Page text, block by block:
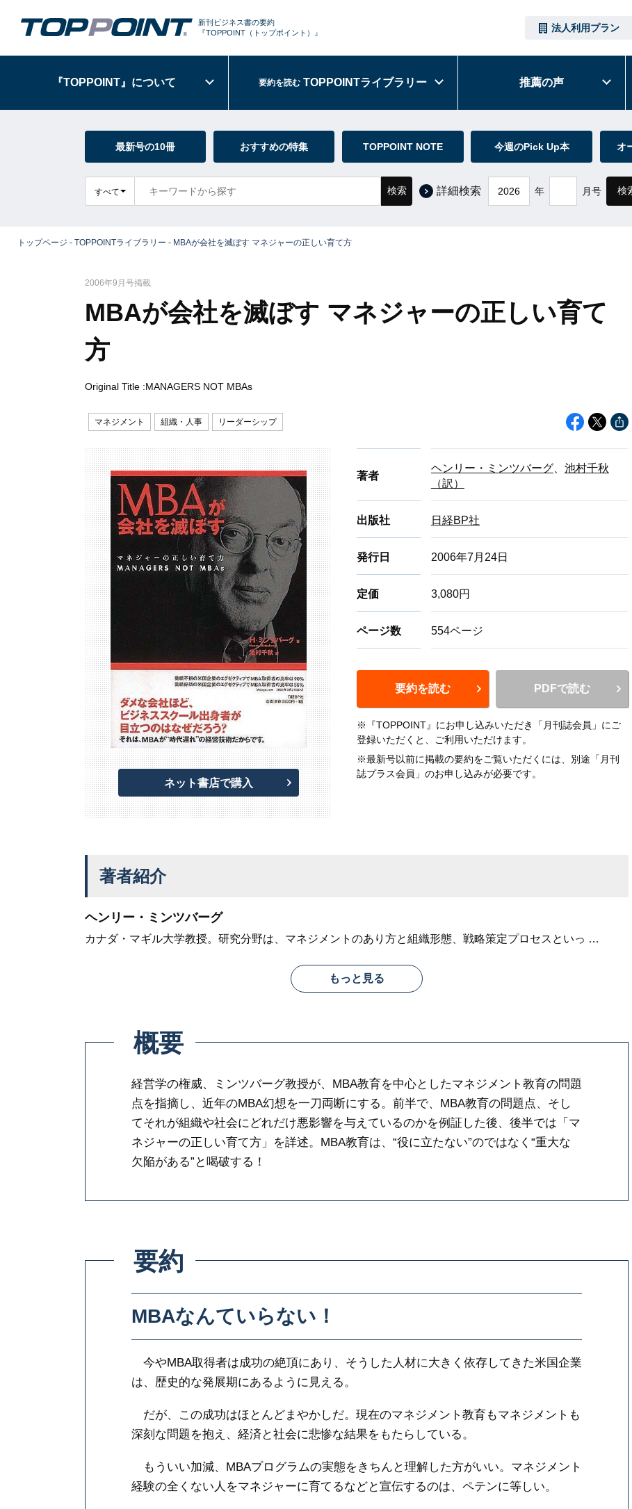
新刊ビジネス書の要約
『TOPPOINT （トップポイント）』 法人利用プラン
『TOPPOINT』 について 要約を読む TOPPOINTライブラリー 推薦の声
最新号の10冊 おすすめの特集 TOPPOINT NOTE 今週のPick Up本 オ
すべて 検索 詳細検索 年 月号 検
トップページ - TOPPOINTライブラリー - MBAが会社を滅ぼす マネジャーの正しい育て方
2006年9月号掲載
MBAが会社を滅ぼす マネジャーの正しい育て
方
Original Title :MANAGERS NOT MBAs
マネジメント 組織・人事 リーダーシップ
ネット書店で購入
著者
ヘンリー・ミンツバーグ、 池村千秋
（訳）
出版社 日経BP社
発行日 2006年7月24日
定価 3,080円
ページ数 554ページ
要約を読む PDFで読む
※『TOPPOINT』にお申し込みいただき「月刊誌会員」にご
登録いただくと、ご利用いただけます。
※最新号以前に掲載の要約をご覧いただくには、別途「月刊
誌プラス会員」のお申し込みが必要です。
著者紹介
ヘンリー・ミンツバーグ
カナダ・マギル大学教授。研究分野は、マネジメントのあり方と組織形態、戦略策定プロセスといっ …
もっと見る
概要
経営学の権威、ミンツバーグ教授が、MBA教育を中心としたマネジメント教育の問題
点を指摘し、近年のMBA幻想を一刀両断にする。前半で、MBA教育の問題点、そし
てそれが組織や社会にどれだけ悪影響を与えているのかを例証した後、後半では「マ
ネジャーの正しい育て方」を詳述。MBA教育は、“役に立たない”のではなく“重大な
欠陥がある”と喝破する！
要約
MBAなんていらない！
今やMBA取得者は成功の絶頂にあり、そうした人材に大きく依存してきた米国企業
は、歴史的な発展期にあるように見える。
だが、この成功はほとんどまやかしだ。現在のマネジメント教育もマネジメントも
深刻な問題を抱え、経済と社会に悲惨な結果をもたらしている。
もういい加減、MBAプログラムの実態をきちんと理解した方がいい。マネジメント
経験の全くない人をマネジャーに育てるなどと宣伝するのは、ペテンに等しい。